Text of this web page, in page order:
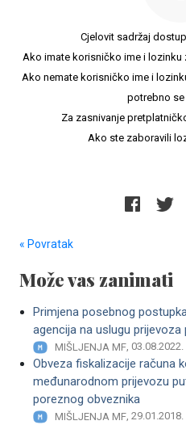
Cjelovit sadržaj
Ako imate korisničko ime i
Ako nemate korisničko ime i
potrebno
Za zasnivanje
Ako ste zaboravili
« Povratak
Može vas zanimati
Primjena posebnog
agencija na uslugu prijevoza
MIŠLJENJA MF, 03.08.2022.
Obveza fiskalizacije računa
međunarodnom prijevozu
poreznog obveznika
MIŠLJENJA MF, 29.01.2018.